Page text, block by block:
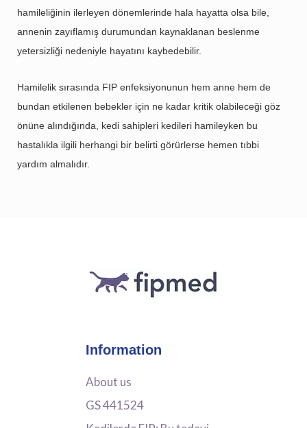
hamileliğinin ilerleyen dönemlerinde hala hayatta olsa bile,
annenin zayıflamış durumundan kaynaklanan beslenme
yetersizliği nedeniyle hayatını kaybedebilir.
Hamilelik sırasında FIP enfeksiyonunun hem anne hem de
bundan etkilenen bebekler için ne kadar kritik olabileceği göz
önüne alındığında, kedi sahipleri kedileri hamileyken bu
hastalıkla ilgili herhangi bir belirti görürlerse hemen tıbbi
yardım almalıdır.
Information
About us
GS 441524